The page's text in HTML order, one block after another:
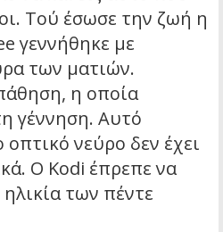
Τού έσωσε την ζωή η
γεννήθηκε με
των ματιών.
η οποία
γέννηση. Αυτό
οπτικό νεύρο δεν έχει
Ο Kodi έπρεπε να
των πέντε